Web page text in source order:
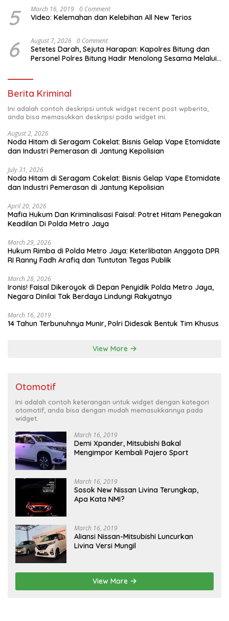
5 March 16, 2019 0 Comment
Video: Kelemahan dan Kelebihan All New Terios
6 August 7, 2026 0 Comment
Setetes Darah, Sejuta Harapan: Kapolres Bitung dan
Personel Polres Bitung Hadir Menolong Sesama Melalui
Berita Kriminal
Ini adalah contoh deskripsi untuk widget recent post wpberita,
anda bisa memasukkan deskripsi pada widget ini.
August 2, 2026
Noda Hitam di Seragam Cokelat: Bisnis Gelap Vape Etomidate
dan Industri Pemerasan di Jantung Kepolisian
July 31, 2026
Noda Hitam di Seragam Cokelat: Bisnis Gelap Vape Etomidate
dan Industri Pemerasan di Jantung Kepolisian
April 20, 2026
Mafia Hukum Dan Kriminalisasi Faisal: Potret Hitam Penegakan
Keadilan Di Polda Metro Jaya
March 29, 2026
Hukum Rimba di Polda Metro Jaya: Keterlibatan Anggota DPR
RI Ranny Fadh Arafiq dan Tuntutan Tegas Publik
March 28, 2026
Ironis! Faisal Dikeroyok di Depan Penyidik Polda Metro Jaya,
Negara Dinilai Tak Berdaya Lindungi Rakyatnya
March 16, 2019
14 Tahun Terbunuhnya Munir, Polri Didesak Bentuk Tim Khusus
View More
Otomotif
Ini adalah contoh keterangan untuk widget dengan kategori
otomotif, anda bisa dengan mudah memasukkannya pada
widget.
March 16, 2019
Demi Xpander, Mitsubishi Bakal
Mengimpor Kembali Pajero Sport
March 16, 2019
Sosok New Nissan Livina Terungkap,
Apa Kata NMI?
March 16, 2019
Aliansi Nissan-Mitsubishi Luncurkan
Livina Versi Mungil
View More